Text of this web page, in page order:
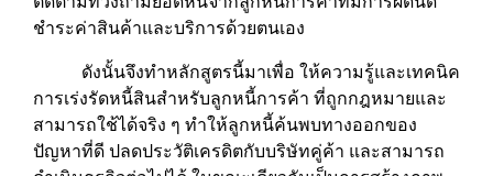
ชำระค่าสินค้าและบริการด้วยตนเอง
ดังนั้นจึงทำหลักสูตรนี้มาเพื่อ ให้ความรู้และเทคนิค
การเร่งรัดหนี้สินสำหรับลูกหนี้การค้า ที่ถูกกฎหมายและ
สามารถใช้ได้จริง ๆ ทำให้ลูกหนี้ค้นพบทางออกของ
ปัญหาที่ดี ปลดประวัติเครดิตกับบริษัทคู่ค้า และสามารถ